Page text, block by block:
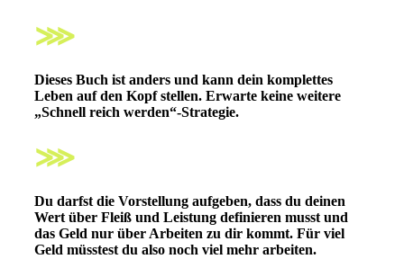
⋙
Dieses Buch ist anders und kann dein komplettes
Leben auf den Kopf stellen. Erwarte keine weitere
„Schnell reich werden“-Strategie.
⋙
Du darfst die Vorstellung aufgeben, dass du deinen
Wert über Fleiß und Leistung definieren musst und
das Geld nur über Arbeiten zu dir kommt. Für viel
Geld müsstest du also noch viel mehr arbeiten.